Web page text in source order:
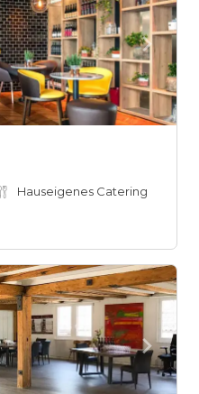
Hauseigenes Catering